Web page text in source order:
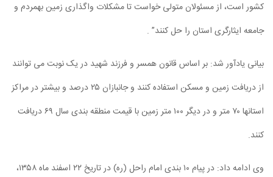
کشور است، از مسئولان متولی خواست تا مشکلات واگذاری زمین بهمردم و
جامعه ایثارگری استان را حل کنند” .
بیانی یادآور شد: بر اساس قانون همسر و فرزند شهید در یک نوبت می توانند
از دریافت زمین و مسکن استفاده کنند و جانبازان ۲۵ درصد و بیشتر در مراکز
استانها ۷۰ متر و در دیگر ۱۰۰ متر زمین با قیمت منطقه بندی سال ۶۹ دریافت
کنند.
وی ادامه داد: در پیام ۱۰ بندی امام راحل (ره) در تاریخ ۲۲ اسفند ماه ۱۳۵۸،